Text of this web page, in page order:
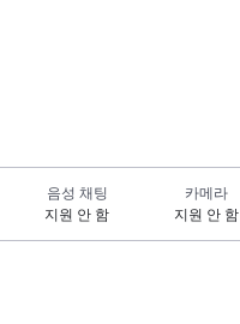
음성 채팅
지원 안 함
카메라
지원 안 함